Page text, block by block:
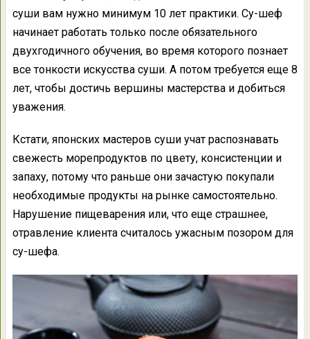
суши вам нужно минимум 10 лет практики. Су-шеф
начинает работать только после обязательного
двухгодичного обучения, во время которого познает
все тонкости искусства суши. А потом требуется еще 8
лет, чтобы достичь вершины мастерства и добиться
уважения.
Кстати, японских мастеров суши учат распознавать
свежесть морепродуктов по цвету, консистенции и
запаху, потому что раньше они зачастую покупали
необходимые продукты на рынке самостоятельно.
Нарушение пищеварения или, что еще страшнее,
отравление клиента считалось ужасным позором для
су-шефа.